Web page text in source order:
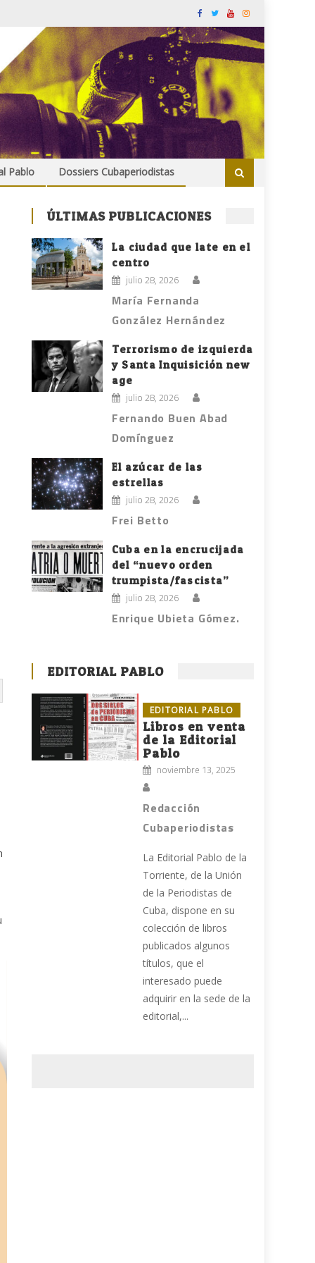
Pablo Dossiers Cubaperiodistas
ÚLTIMAS PUBLICACIONES
La ciudad que late en el
centro
julio 28, 2026
María Fernanda
González Hernández
Terrorismo de izquierda
y Santa Inquisición new
age
julio 28, 2026
Fernando Buen Abad
Domínguez
El azúcar de las
estrellas
julio 28, 2026
Frei Betto
Cuba en la encrucijada
del “nuevo orden
trumpista/fascista”
julio 28, 2026
Enrique Ubieta Gómez.
EDITORIAL PABLO
EDITORIAL PABLO
Libros en venta
de la Editorial
Pablo
noviembre 13, 2025
Redacción
Cubaperiodistas
La Editorial Pablo de la
Torriente, de la Unión
de la Periodistas de
Cuba, dispone en su
colección de libros
publicados algunos
títulos, que el
interesado puede
adquirir en la sede de la
editorial,...